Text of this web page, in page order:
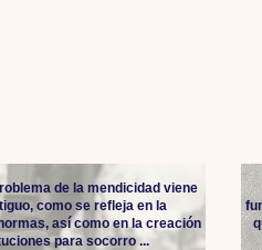
de la mendicidad viene
como se refleja en la
así como en la creación
para socorro ...